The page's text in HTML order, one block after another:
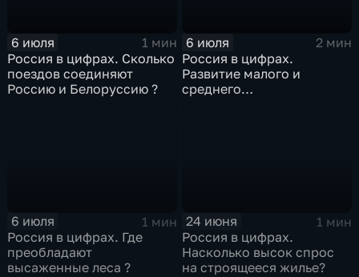
6 июля
1 мин
Россия в цифрах. Сколько
поездов соединяют
Россию и Белоруссию ?
6 июля
2 мин
Россия в цифрах.
Развитие малого и
среднего
6 июля
1 мин
Россия в цифрах. Где
преобладают
высаженные леса ?
24 июня
1 мин
Россия в цифрах.
Насколько высок спрос
на строящееся жилье?